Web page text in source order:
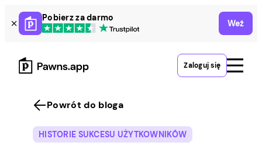
Skip
to
content
Pobierz za darmo
Weź
Zaloguj się
Powrót do bloga
HISTORIE SUKCESU UŻYTKOWNIKÓW